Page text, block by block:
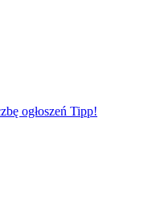
ogłoszeń Tipp!